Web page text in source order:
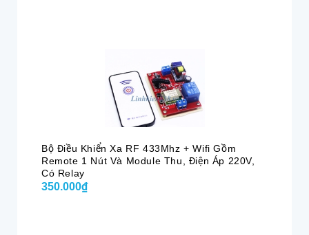
Bộ Điều Khiển Xa RF 433Mhz + Wifi Gồm
Remote 1 Nút Và Module Thu, Điện Áp 220V,
Có Relay
350.000₫